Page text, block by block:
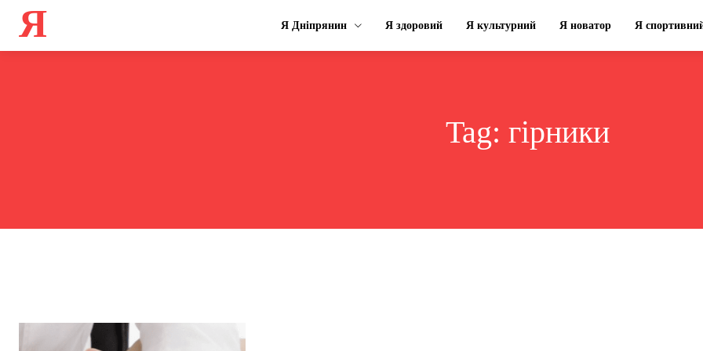
Я Я Дніпрянин Я здоровий Я культурний Я новатор Я
Tag: гірники